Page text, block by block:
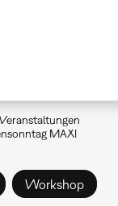
Veranstaltungen
MAXI
Workshop